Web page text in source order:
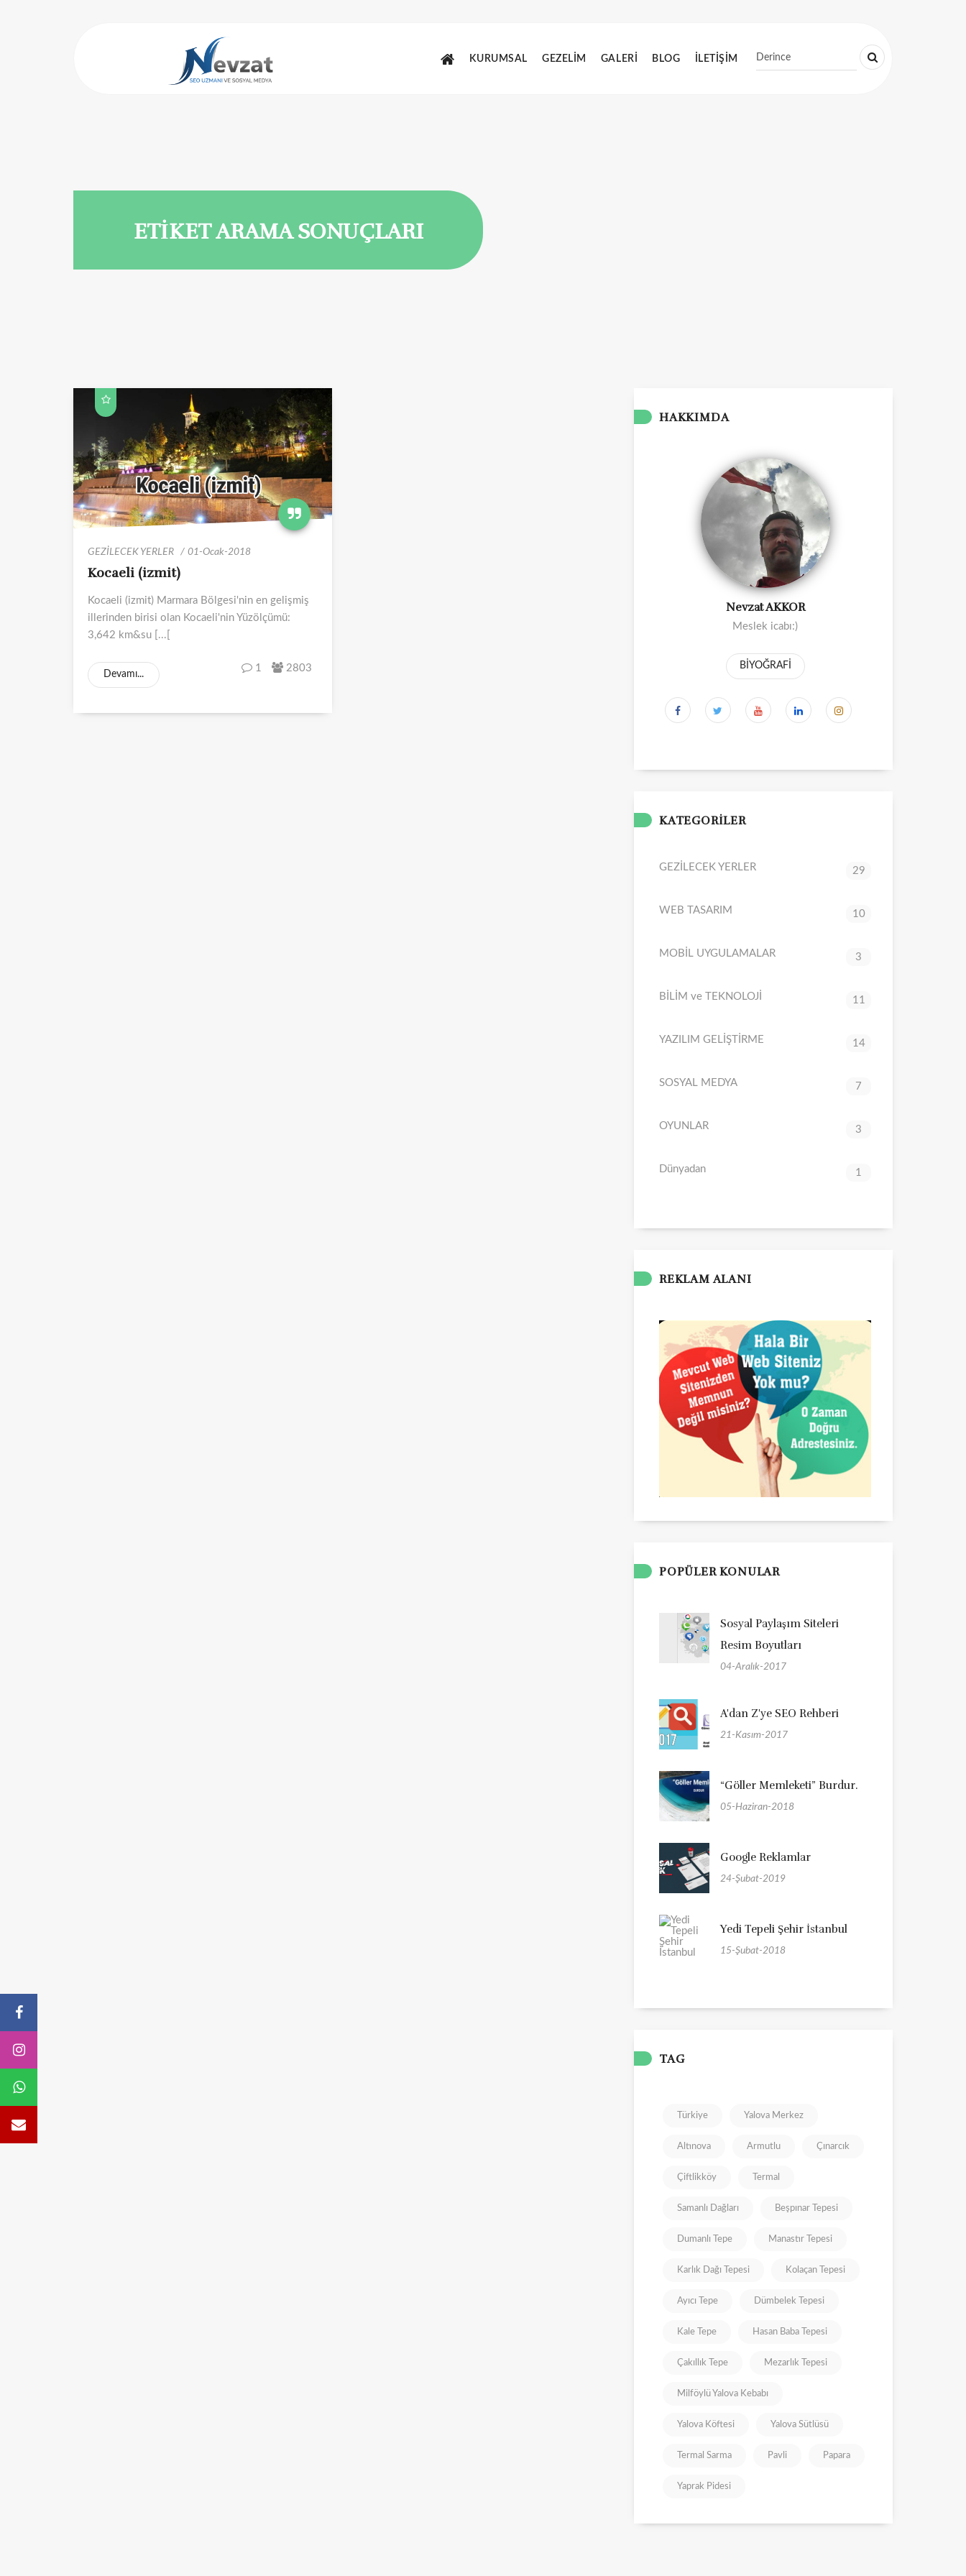
KURUMSAL GEZELİM GALERİ BLOG İLETİŞİM
ETİKET ARAMA SONUÇLARI
GEZİLECEK YERLER 01-Ocak-2018
Kocaeli (izmit)
Kocaeli (izmit) Marmara Bölgesi'nin en gelişmiş
illerinden birisi olan Kocaeli'nin Yüzölçümü:
3,642 km&su [...[
Devamı...
1 2803
HAKKIMDA
Nevzat AKKOR
Meslek icabı:)
BİYOĞRAFİ
KATEGORİLER
GEZİLECEK YERLER 29
WEB TASARIM 10
MOBİL UYGULAMALAR 3
BİLİM ve TEKNOLOJİ 11
YAZILIM GELİŞTİRME 14
SOSYAL MEDYA 7
OYUNLAR 3
Dünyadan 1
REKLAM ALANI
POPÜLER KONULAR
Sosyal Paylaşım Siteleri
Resim Boyutları
04-Aralık-2017
A'dan Z'ye SEO Rehberi
21-Kasım-2017
“Göller Memleketi” Burdur.
05-Haziran-2018
Google Reklamlar
24-Şubat-2019
Yedi Tepeli Şehir İstanbul
15-Şubat-2018
TAG
Türkiye Yalova Merkez
Altınova Armutlu Çınarcık
Çiftlikköy Termal
Samanlı Dağları Beşpınar Tepesi
Dumanlı Tepe Manastır Tepesi
Karlık Dağı Tepesi Kolaçan Tepesi
Ayıcı Tepe Dümbelek Tepesi
Kale Tepe Hasan Baba Tepesi
Çakıllık Tepe Mezarlık Tepesi
Milföylü Yalova Kebabı
Yalova Köftesi Yalova Sütlüsü
Termal Sarma Pavli Papara
Yaprak Pidesi